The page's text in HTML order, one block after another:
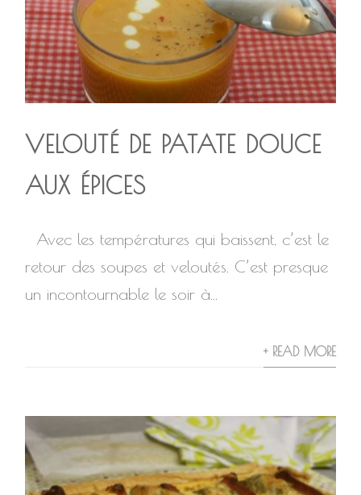
VELOUTÉ DE PATATE DOUCE
AUX ÉPICES
Avec les températures qui baissent, c’est le
retour des soupes et veloutés. C’est presque
un incontournable le soir à...
+ READ MORE